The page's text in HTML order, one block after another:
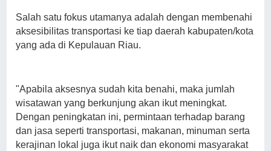
Salah satu fokus utamanya adalah dengan membenahi
aksesibilitas transportasi ke tiap daerah kabupaten/kota
yang ada di Kepulauan Riau.
"Apabila aksesnya sudah kita benahi, maka jumlah
wisatawan yang berkunjung akan ikut meningkat.
Dengan peningkatan ini, permintaan terhadap barang
dan jasa seperti transportasi, makanan, minuman serta
kerajinan lokal juga ikut naik dan ekonomi masyarakat